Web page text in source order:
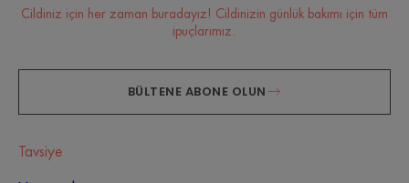
Cildiniz için her zaman buradayız! Cildinizin günlük bakımı için tüm
ipuçlarımız.
BÜLTENE ABONE OLUN
Tavsiye